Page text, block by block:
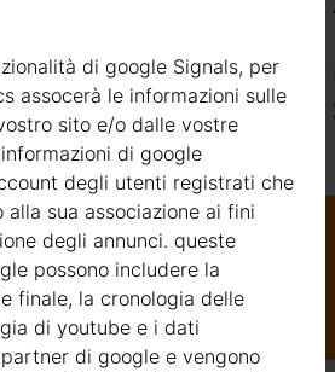
(2,8×5,6m, 16㎡)
di google Signals, per
assocerà le informazioni sulle
sito e/o dalle vostre
di google
degli utenti registrati che
alla sua associazione ai fini
degli annunci. queste
possono includere la
finale, la cronologia delle
di youtube e i dati
di google e vengono